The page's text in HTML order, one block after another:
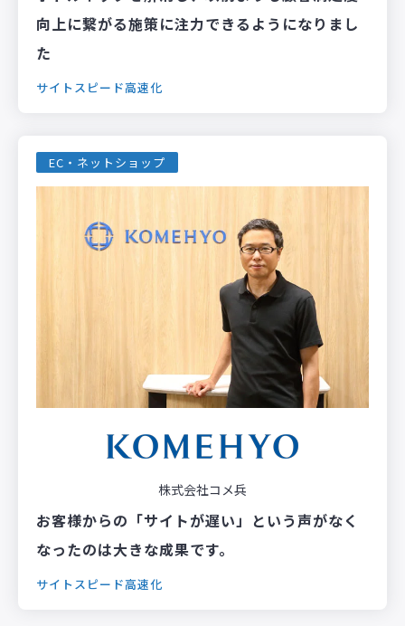
向上に繋がる施策に注力できるようになりまし
た
サイトスピード高速化
EC・ネットショップ
株式会社コメ兵
お客様からの「サイトが遅い」という声がなく
なったのは大きな成果です。
サイトスピード高速化